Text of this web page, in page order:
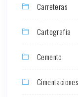
Carreteras
Cartografía
Cemento
Cimentaciones